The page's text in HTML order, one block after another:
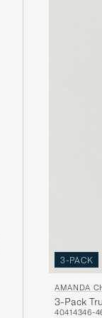
3-PACK
AMANDA
3-Pack
40414346-